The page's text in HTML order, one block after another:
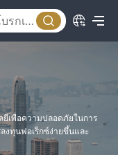
ยีเพื่อความปลอดภัยในการ
งทุนฟอเร็กซ์ง่ายขึ้นและ